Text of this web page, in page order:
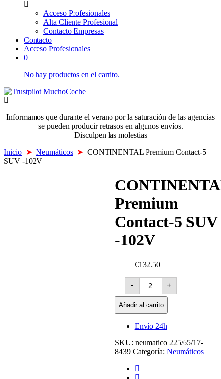
Acceso Profesionales
Alta Cliente Profesional
Contacto Empresas
Contacto
Acceso Profesionales
0
No hay productos en el carrito.
Informamos que durante el verano por la saturación de las agencias
se pueden producir retrasos en algunos envíos.
Disculpen las molestias
Inicio ➤ Neumáticos ➤ CONTINENTAL Premium Contact-5
SUV -102V
Premium
Contact-5 SUV
-102V
€132.50
-
CONTINENTAL
Premium
Contact-
5
SUV
cantidad
+
Añadir al carrito
Envío 24h
SKU: neumatico 225/65/17-
8439 Categoría: Neumáticos